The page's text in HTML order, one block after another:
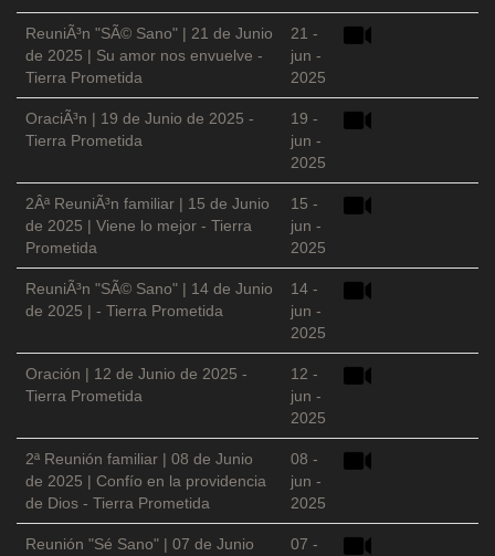
ReuniÃ³n "SÃ© Sano" | 21 de Junio
de 2025 | Su amor nos envuelve -
Tierra Prometida
21 -
jun -
2025
OraciÃ³n | 19 de Junio de 2025 -
Tierra Prometida
19 -
jun -
2025
2Âª ReuniÃ³n familiar | 15 de Junio
de 2025 | Viene lo mejor - Tierra
Prometida
15 -
jun -
2025
ReuniÃ³n "SÃ© Sano" | 14 de Junio
de 2025 | - Tierra Prometida
14 -
jun -
2025
Oración | 12 de Junio de 2025 -
Tierra Prometida
12 -
jun -
2025
2ª Reunión familiar | 08 de Junio
de 2025 | Confío en la providencia
de Dios - Tierra Prometida
08 -
jun -
2025
Reunión "Sé Sano" | 07 de Junio
07 -